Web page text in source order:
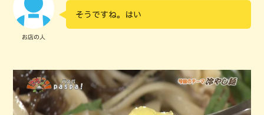
お店の人
そうですね。はい